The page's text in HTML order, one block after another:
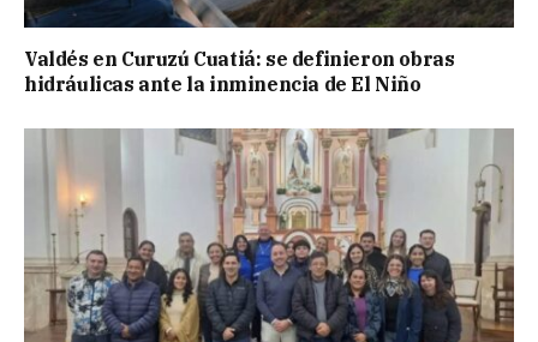
Valdés en Curuzú Cuatiá: se definieron obras
hidráulicas ante la inminencia de El Niño